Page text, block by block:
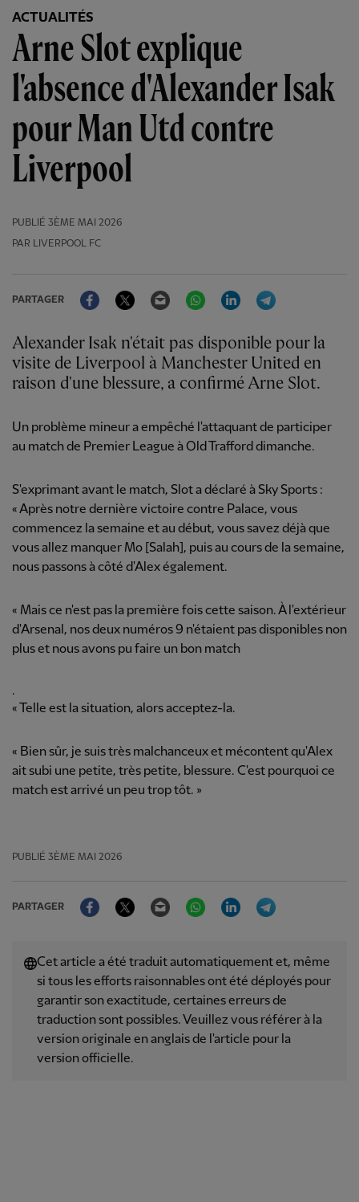
ACTUALITÉS
Arne Slot explique
l'absence d'Alexander Isak
pour Man Utd contre
Liverpool
PUBLIÉ 3ÈME MAI 2026
PAR LIVERPOOL FC
PARTAGER
FacebookTwitter Email WhatsAppLinkedIn
Alexander Isak n'était pas disponible pour la
visite de Liverpool à Manchester United en
raison d'une blessure, a confirmé Arne Slot.
Un problème mineur a empêché l'attaquant de participer
au match de Premier League à Old Trafford dimanche.
S'exprimant avant le match, Slot a déclaré à Sky Sports :
« Après notre dernière victoire contre Palace, vous
commencez la semaine et au début, vous savez déjà que
vous allez manquer Mo [Salah], puis au cours de la semaine,
nous passons à côté d'Alex également.
« Mais ce n'est pas la première fois cette saison. À l'extérieur
d'Arsenal, nos deux numéros 9 n'étaient pas disponibles non
plus et nous avons pu faire un bon match
.
« Telle est la situation, alors acceptez-la.
« Bien sûr, je suis très malchanceux et mécontent qu'Alex
ait subi une petite, très petite, blessure. C'est pourquoi ce
match est arrivé un peu trop tôt. »
PUBLIÉ 3ÈME MAI 2026
PARTAGER
FacebookTwitter Email WhatsAppLinkedIn
Cet article a été traduit automatiquement et, même
si tous les efforts raisonnables ont été déployés pour
garantir son exactitude, certaines erreurs de
traduction sont possibles. Veuillez vous référer à la
version originale en anglais de l'article pour la
version officielle.